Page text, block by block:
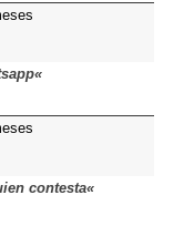
contesta«